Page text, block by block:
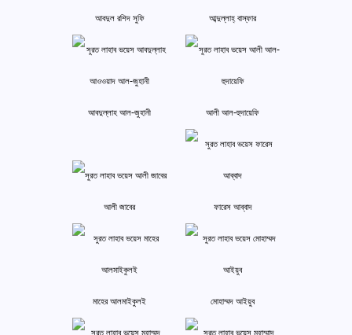
আবদুল রশিদ সুফি আব্দুল্লাহ্ বাস্‌ফার
আবদুল্লাহ আল-জুহানী আলী আল-হুদায়েফি
আলী জাবের ফারেস আব্বাদ
মাহের আলমাইকুলই মোহাম্মদ আইয়ুব